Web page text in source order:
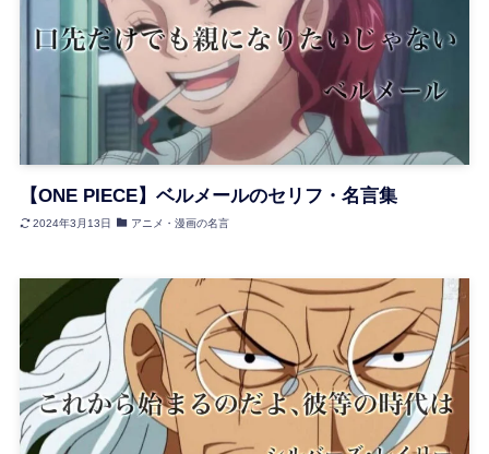
【ONE PIECE】ベルメールのセリフ・名言集
2024年3月13日 アニメ・漫画の名言